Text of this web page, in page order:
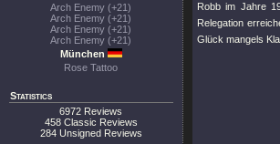
Arch Enemy (+21)
Arch Enemy (+21)
Arch Enemy (+21)
Arch Enemy (+21)
München
Rose Tattoo
Statistics
6972 Reviews
458 Classic Reviews
284 Unsigned Reviews
Robb im Jahre
Relegation
Glück mangels